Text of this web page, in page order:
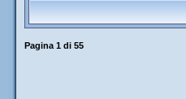
Pagina 1 di 55